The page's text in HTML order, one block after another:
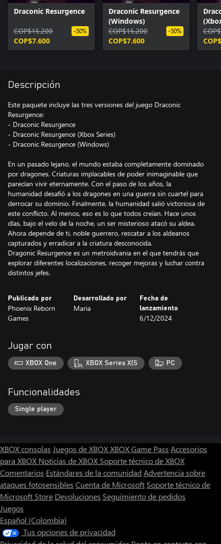
Draconic Resurgence
COP$15.200
COP$7.600
-50%
Draconic Resurgence
(Windows)
COP$15.200
COP$7.600
-50%
Descripción
Este paquete incluye las tres versiones del juego Draconic
Resurgence:
- Draconic Resurgence
- Draconic Resurgence (Xbox Series)
- Draconic Resurgence (Windows)
En un pasado lejano, el mundo estaba completamente dominado
por dragones. Criaturas implacables de poder inimaginable que
parecían vivir eternamente. Con el paso de los años, la
humanidad desafió a los dragones en una guerra sin cuartel para
derrocar su dominio. Finalmente, la humanidad salió victoriosa de
este conflicto. Al menos, eso es lo que todos creían. Hace unos
días, bajo el velo de la noche, un ser misterioso atacó su aldea.
Ahora depende de ti, noble guerrero, rescatar a los aldeanos
capturados y erradicar a la criatura desconocida.
Dragonic Resurgence es un metroidvania en el que tendrás que
explorar diferentes localizaciones, recoger mejoras y luchar contra
distintos jefes.
Publicado por
Phoenix Reborn
Games
Desarrollado por
Maria
Fecha de
lanzamiento
6/12/2024
Jugar con
XBOX One XBOX Series X|S PC
Funcionalidades
Single player
XBOX consolas Juegos de XBOXXBOX Game Pass Accesorios
para XBOX Noticias de XBOX Soporte técnico de XBOX
Comentarios Estándares de la comunidad Advertencia sobre
ataques fotosensibles Cuenta de Microsoft Soporte técnico de
Microsoft Store Devoluciones Seguimiento de pedidos
Juegos
Español (Colombia)
Tus opciones de privacidad